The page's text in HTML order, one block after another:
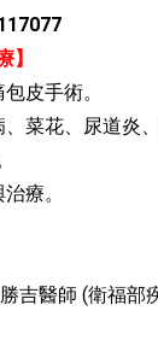
】
皮手術。
菜花、尿道炎
療。
吉醫師 (衛福部